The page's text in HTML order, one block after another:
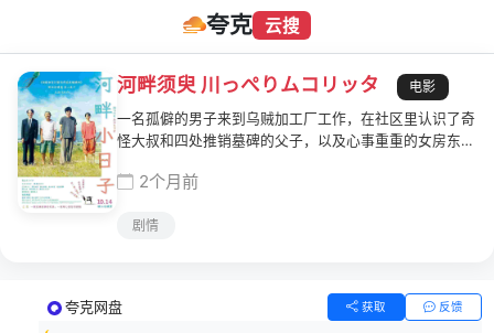
夸克 云搜
河畔须臾 川っぺりムコリッタ
电影
一名孤僻的男子来到乌贼加工厂工作，在社区里认识了奇
怪大叔和四处推销墓碑的父子，以及心事重重的女房东，
的依靠。影片带有荻上直子特有的简单恬淡叙事风格，令
日常生活中，萃取出人与人之间的理解与包容，带来不可
2个月前
剧情
夸克网盘 获取 反馈